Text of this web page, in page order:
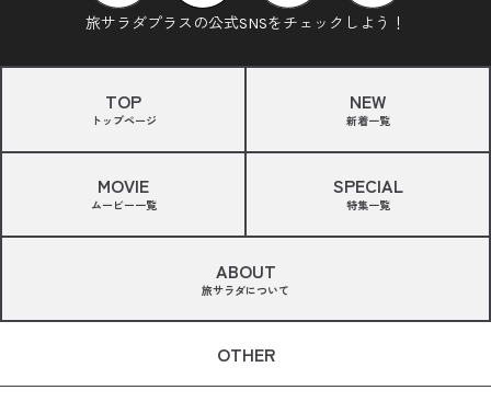
旅サラダプラスの公式SNSをチェックしよう！
TOP
トップページ
NEW
新着一覧
MOVIE
ムービー一覧
SPECIAL
特集一覧
ABOUT
旅サラダについて
OTHER